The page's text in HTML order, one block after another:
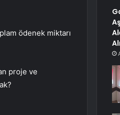
ödenek miktarı
proje ve